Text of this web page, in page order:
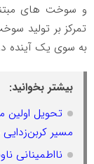
و سوخت های
تمرکز بر تولید
به سوی یک آینده
بیشتر بخوانید:
تحویل اولین
مسیر
نااطمینانی